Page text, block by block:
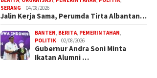
SERANG
04/08/2026
Jalin Kerja Sama, Perumda Tirta Albantan…
BANTEN, BERITA, PEMERINTAHAN,
POLITIK
02/08/2026
Gubernur Andra Soni Minta
Ikatan Alumni …